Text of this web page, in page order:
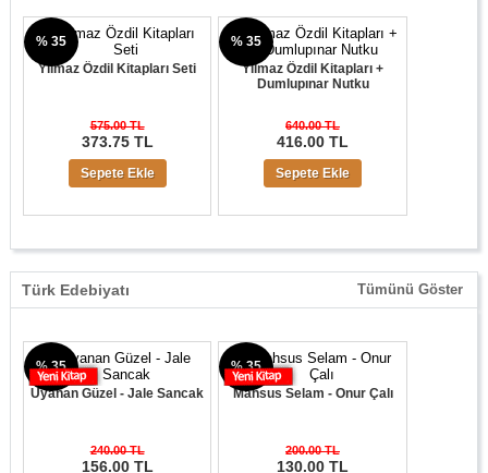
Yılmaz Özdil Kitapları Seti
575.00 TL
373.75 TL
% 35
Sepete Ekle
Yılmaz Özdil Kitapları +
Dumlupınar Nutku
640.00 TL
416.00 TL
% 35
Sepete Ekle
Türk Edebiyatı Tümünü Göster
Uyanan Güzel - Jale Sancak
240.00 TL
156.00 TL
% 35
Mahsus Selam - Onur Çalı
200.00 TL
130.00 TL
% 35